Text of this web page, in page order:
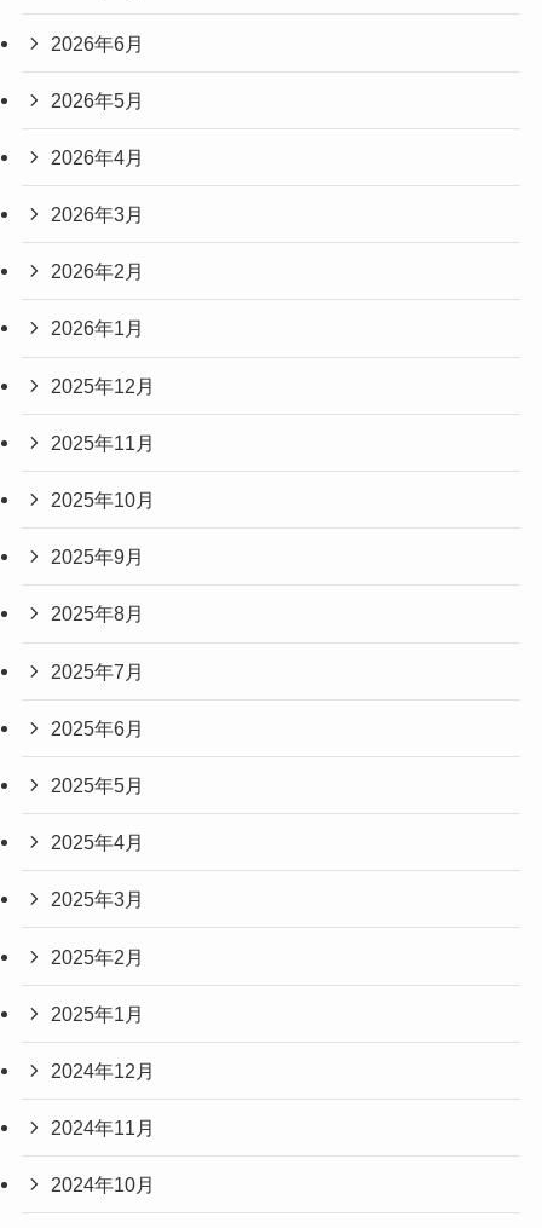
2026年6月
2026年5月
2026年4月
2026年3月
2026年2月
2026年1月
2025年12月
2025年11月
2025年10月
2025年9月
2025年8月
2025年7月
2025年6月
2025年5月
2025年4月
2025年3月
2025年2月
2025年1月
2024年12月
2024年11月
2024年10月